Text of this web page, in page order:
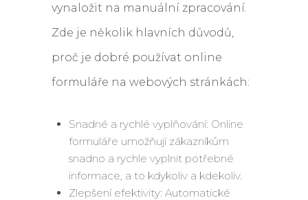
vynaložit na manuální zpracování.
Zde je několik hlavních důvodů,
proč je dobré používat online
formuláře na webových stránkách:
Snadné a rychlé vyplňování: Online
formuláře umožňují zákazníkům
snadno a rychle vyplnit potřebné
informace, a to kdykoliv a kdekoliv.
Zlepšení efektivity: Automatické